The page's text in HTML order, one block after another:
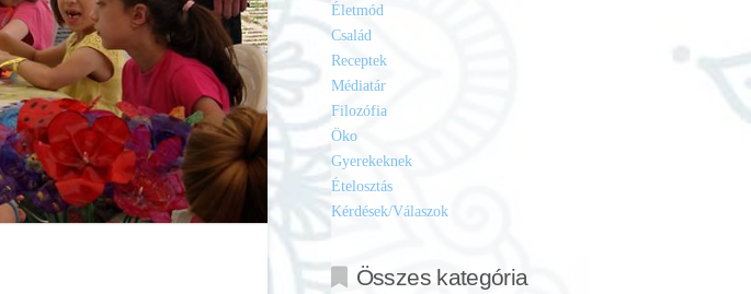
Életmód
Család
Receptek
Médiatár
Filozófia
Öko
Gyerekeknek
Ételosztás
Kérdések/Válaszok
Összes kategória